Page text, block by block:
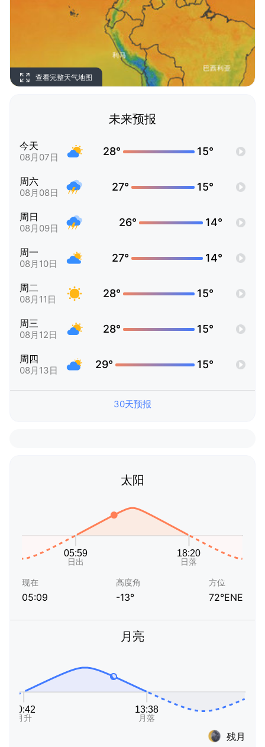
查看完整天气地图
未来预报
今天
08月07日 28° 15°
周六
08月08日 27° 15°
周日
08月09日 26° 14°
周一
08月10日 27° 14°
周二
08月11日 28° 15°
周三
08月12日 28° 15°
周四
08月13日 29° 15°
30天预报
太阳
现在
05:09
高度角
-13°
方位
72°ENE
月亮
残月